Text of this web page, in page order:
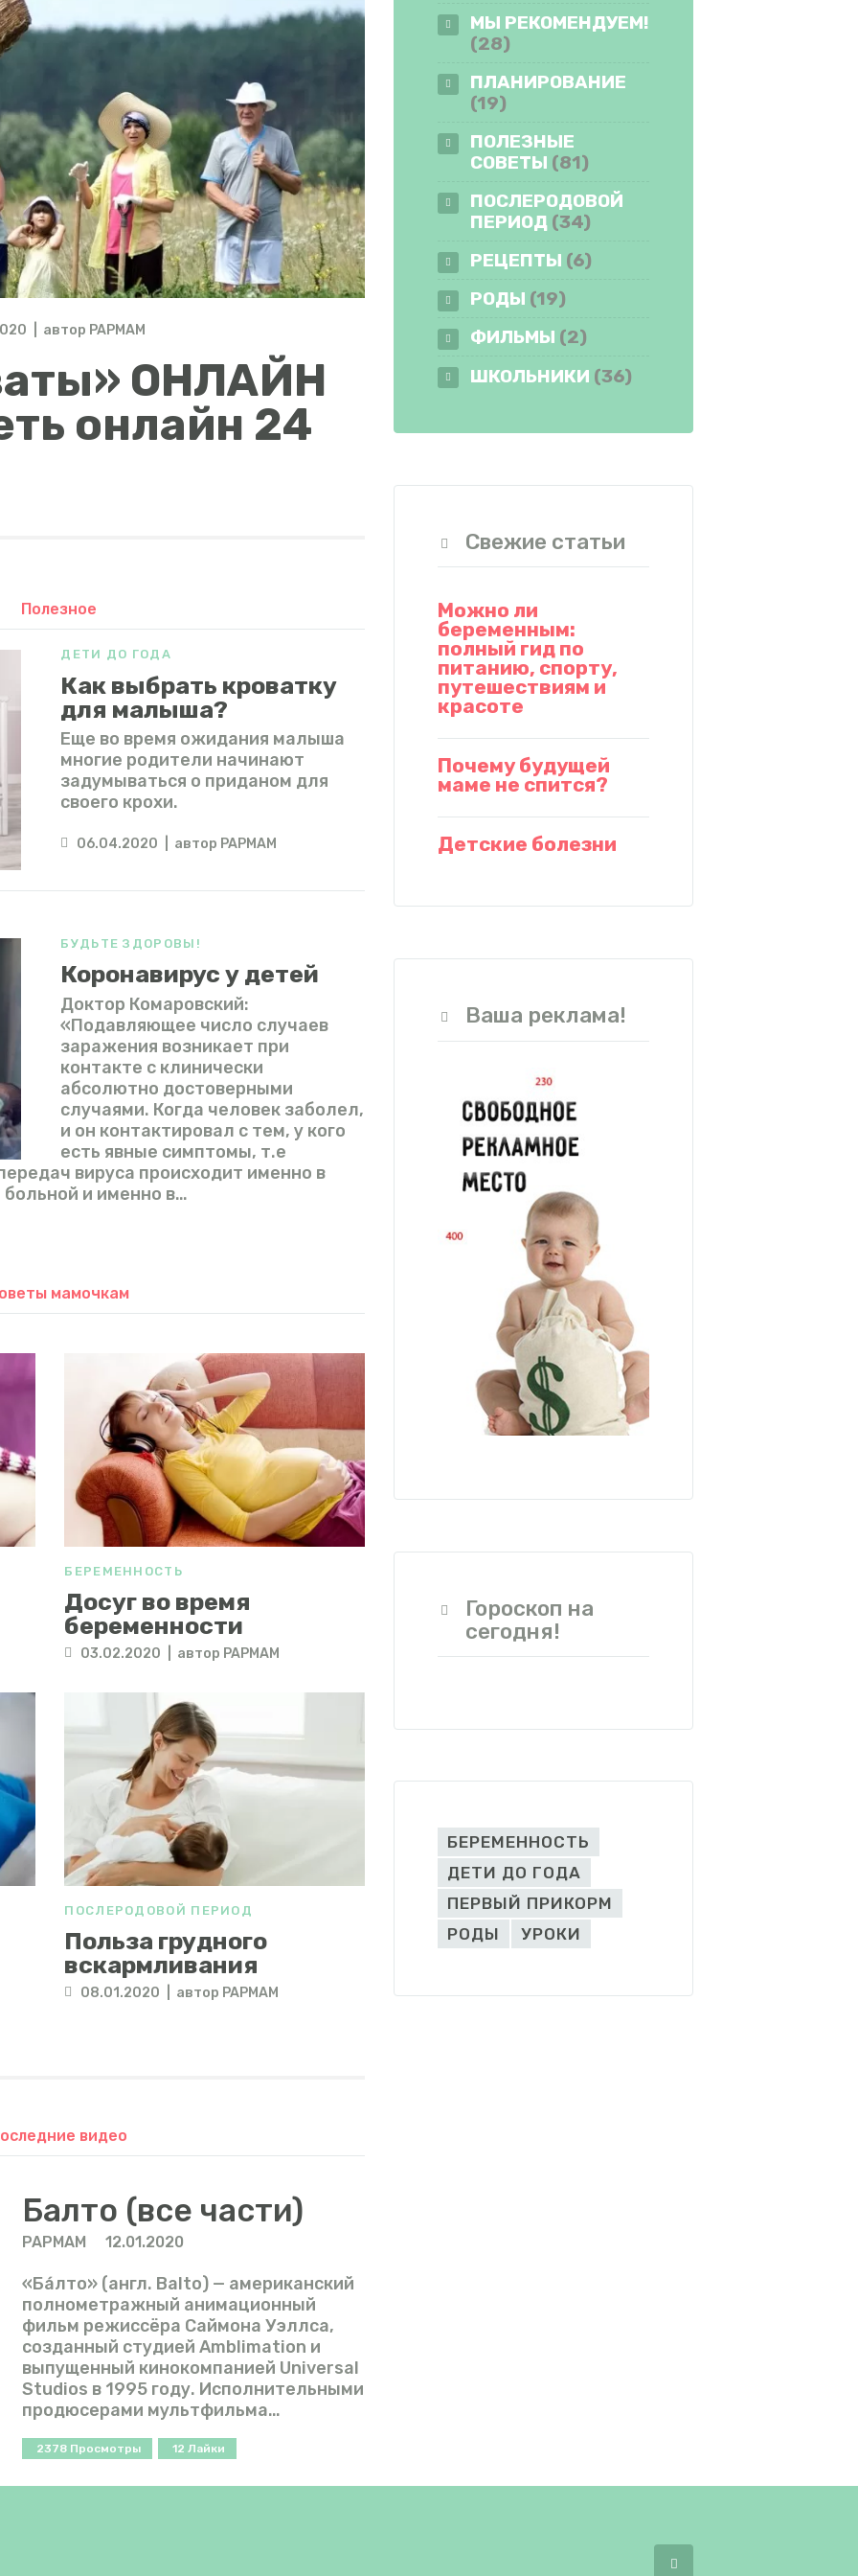
автор PAPMAM
ОНЛАЙН
онлайн 24
Полезное
ДЕТИ ДО ГОДА
Как выбрать кроватку
для малыша?
Еще во время ожидания малыша
многие родители начинают
задумываться о приданом для
своего крохи.
06.04.2020 автор PAPMAM
БУДЬТЕ ЗДОРОВЫ!
Коронавирус у детей
Доктор Комаровский:
«Подавляющее число случаев
заражения возникает при
контакте с клинически
абсолютно достоверными
случаями. Когда человек заболел,
и он контактировал с тем, у кого
есть явные симптомы, т.е
вируса происходит именно в
и именно в…
мамочкам
БЕРЕМЕННОСТЬ
Досуг во время
беременности
03.02.2020 автор PAPMAM
ПОСЛЕРОДОВОЙ ПЕРИОД
Польза грудного
вскармливания
08.01.2020 автор PAPMAM
видео
Балто (все части)
PAPMAM 12.01.2020
«Ба́лто» (англ. Balto) — американский
полнометражный анимационный
фильм режиссёра Саймона Уэллса,
созданный студией Amblimation и
выпущенный кинокомпанией Universal
Studios в 1995 году. Исполнительными
продюсерами мультфильма…
2378 Просмотры 12 Лайки
МЫ РЕКОМЕНДУЕМ!
(28)
ПЛАНИРОВАНИЕ
(19)
ПОЛЕЗНЫЕ
СОВЕТЫ (81)
ПОСЛЕРОДОВОЙ
ПЕРИОД(34)
РЕЦЕПТЫ (6)
РОДЫ (19)
ФИЛЬМЫ (2)
ШКОЛЬНИКИ (36)
Свежие статьи
Можно ли
беременным:
полный гид по
питанию, спорту,
путешествиям и
красоте
Почему будущей
маме не спится?
Детские болезни
Ваша реклама!
Гороскоп на
сегодня!
БЕРЕМЕННОСТЬ
ДЕТИ ДО ГОДА
ПЕРВЫЙ ПРИКОРМ
РОДЫ
УРОКИ